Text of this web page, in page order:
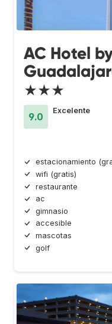
AC Hotel
★★★
9.0
Excelente
estacionamiento
wifi (gratis)
restaurante
ac
gimnasio
accesible
mascotas
golf